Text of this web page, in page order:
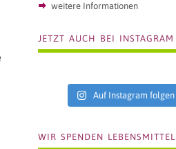
weitere Informationen
JETZT AUCH BEI INSTAGRAM
Auf Instagram folgen
WIR SPENDEN LEBENSMITTEL